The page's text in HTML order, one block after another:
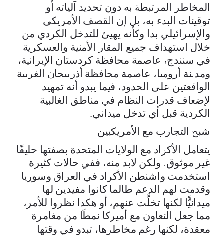
المخاطر المرتبطة به دون تحديد آلياته أو
توقيتات البدء به، بل إن القصف الأمريكي
والإسرائيلي بدا وكأنه يهيئ للتدخل الكردي من
خلال استهداف جميع المقار الأمنية والعسكرية
في سنندج، عاصمة محافظة كردستان الإيرانية،
ومدينة أروميا، عاصمة محافظة أذربيجان الغربية
الواقعتين على الحدود، فيما يبدو أنه تمهيد
لإضعاف قدرات النظام في مناطق الغالبية
الكردية قبل أي تدخل ميداني.
شبح التجارب مع الأمريكيين
يتعامل الأكراد مع الولايات المتحدة بصفتها حليفًا
غير موثوق، ولكن لابد منه، ففي حالات كثيرة
استخدمت واشنطن الأكراد في العراق وسوريا
وقدمت لهم الدعم طالما كانوا مفيدين لها
ميدانيًّا لكنها تخلَّت عنهم، أو هكذا نظروا للأمر،
مما جعل التعاون مع أميركا نمطًا من مغامرة
معقدة، لكنها رغم مخاطرها، تبدو في وقتها